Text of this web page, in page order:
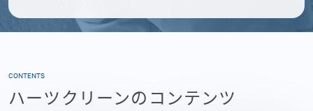
CONTENTS
ハーツクリーンのコンテンツ